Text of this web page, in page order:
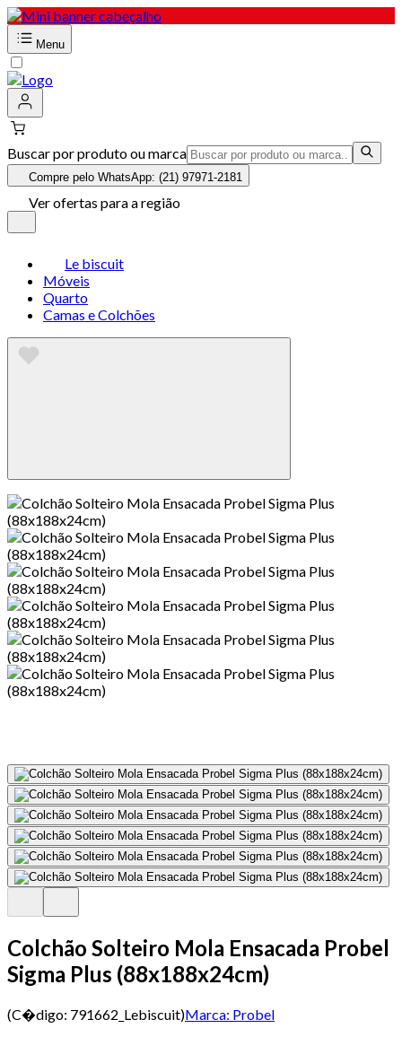
Menu
Buscar por produto ou marca
Compre pelo WhatsApp: (21) 97971-2181
Ver ofertas para a região
Le biscuit
Móveis
Quarto
Camas e Colchões
Colchão Solteiro Mola Ensacada Probel
Sigma Plus (88x188x24cm)
(C�digo: 791662_Lebiscuit)Marca: Probel